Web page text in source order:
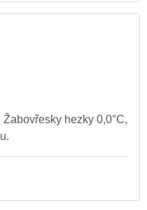
hezky 0,0°C,